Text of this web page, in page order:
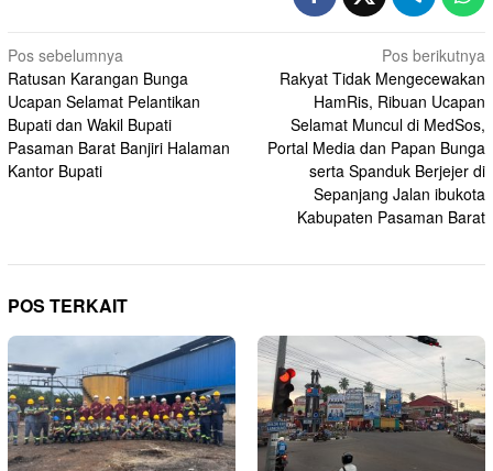
Navigasi
pos
Pos sebelumnya
Ratusan Karangan Bunga
Ucapan Selamat Pelantikan
Bupati dan Wakil Bupati
Pasaman Barat Banjiri Halaman
Kantor Bupati
Pos berikutnya
Rakyat Tidak Mengecewakan
HamRis, Ribuan Ucapan
Selamat Muncul di MedSos,
Portal Media dan Papan Bunga
serta Spanduk Berjejer di
Sepanjang Jalan ibukota
Kabupaten Pasaman Barat
POS TERKAIT